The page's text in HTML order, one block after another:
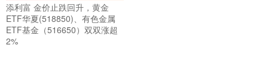
添利富 金价止跌回升，黄金
ETF华夏(518850)、有色金属
ETF基金（516650）双双涨超
2%